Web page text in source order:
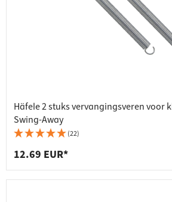
Häfele 2 stuks vervangingsveren voor
Swing-Away
(22)
12.69 EUR*